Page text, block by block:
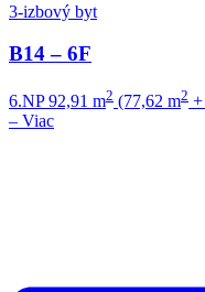
3-izbový byt
B14 – 6F
6.NP 92,91 m2 (77,62 m2
– Viac